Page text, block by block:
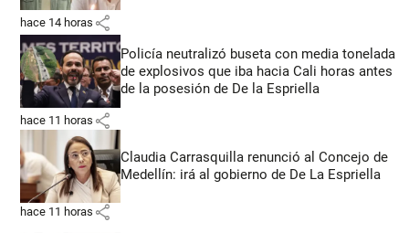
hace 14 horas share
Policía neutralizó buseta con media tonelada
de explosivos que iba hacia Cali horas antes
de la posesión de De la Espriella
hace 11 horas share
Claudia Carrasquilla renunció al Concejo de
Medellín: irá al gobierno de De La Espriella
hace 11 horas share